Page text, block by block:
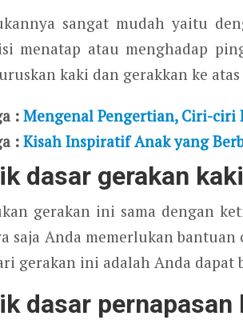
sangat mudah yaitu
menatap atau menghadap
kaki dan gerakkan ke
:Mengenal Pengertian, Ciri-ciri
:Kisah Inspiratif Anak yang
dasar gerakan
gerakan ini sama dengan
saja Anda memerlukan
gerakan ini adalah Anda dapat
dasar pernapasan